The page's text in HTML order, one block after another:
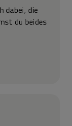
dabei, die
du beides